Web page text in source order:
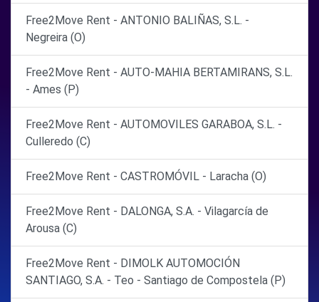
Free2Move Rent - ANTONIO BALIÑAS, S.L. -
Negreira (O)
Free2Move Rent - AUTO-MAHIA BERTAMIRANS, S.L.
- Ames (P)
Free2Move Rent - AUTOMOVILES GARABOA, S.L. -
Culleredo (C)
Free2Move Rent - CASTROMÓVIL - Laracha (O)
Free2Move Rent - DALONGA, S.A. - Vilagarcía de
Arousa (C)
Free2Move Rent - DIMOLK AUTOMOCIÓN
SANTIAGO, S.A. - Teo - Santiago de Compostela (P)